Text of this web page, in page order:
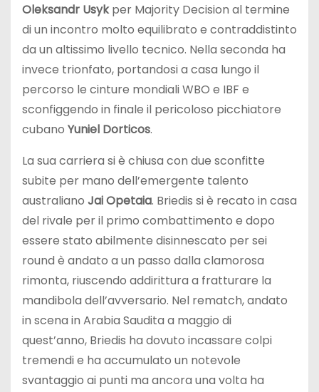
Oleksandr Usykper Majority Decision al termine
di un incontro molto equilibrato e contraddistinto
da un altissimo livello tecnico. Nella seconda ha
invece trionfato, portandosi a casa lungo il
percorso le cinture mondiali WBO e IBF e
sconfiggendo in finale il pericoloso picchiatore
cubano Yuniel Dorticos.
La sua carriera si è chiusa con due sconfitte
subite per mano dell’emergente talento
australiano Jai Opetaia. Briedis si è recato in casa
del rivale per il primo combattimento e dopo
essere stato abilmente disinnescato per sei
round è andato a un passo dalla clamorosa
rimonta, riuscendo addirittura a fratturare la
mandibola dell’avversario. Nel rematch, andato
in scena in Arabia Saudita a maggio di
quest’anno, Briedis ha dovuto incassare colpi
tremendi e ha accumulato un notevole
svantaggio ai punti ma ancora una volta ha